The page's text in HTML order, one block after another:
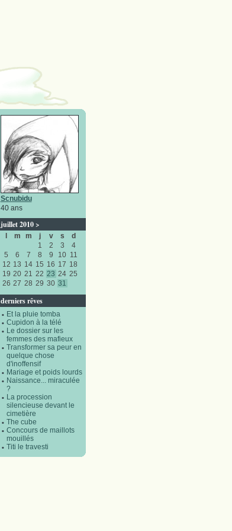
Scnubidu
40 ans
juillet 2010 >
m m j v s
d
1
2 3
4
5
6 7 8 9 10 11
12 13 14 15 16 17 18
19 20 21 22 23 24 25
26 27 28 29 30 31
derniers rêves
Et la pluie tomba
Cupidon à la télé
Le dossier sur les
femmes des mafieux
Transformer sa peur en
quelque chose
d'inoffensif
Mariage et poids lourds
Naissance... miraculée
?
La procession
silencieuse devant le
cimetière
The cube
Concours de maillots
mouillés
Titi le travesti